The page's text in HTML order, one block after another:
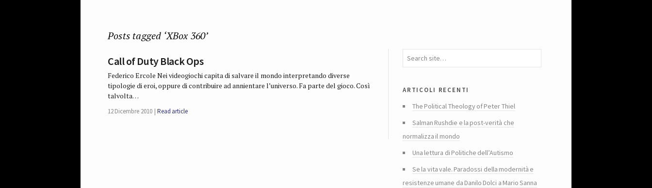
Posts tagged ‘XBox 360’
Call of Duty Black Ops
Federico Ercole Nei videogiochi capita di salvare il mondo interpretando diverse
tipologie di eroi, oppure di contribuire ad annientare l’universo. Fa parte del gioco. Così
talvolta…
12 Dicembre 2010 Read article
articoli recenti
The Political Theology of Peter Thiel
Salman Rushdie e la post-verità che
normalizza il mondo
Una lettura di Politiche dell’Autismo
Se la vita vale. Paradossi della modernità e
resistenze umane da Danilo Dolci a Mario Sanna